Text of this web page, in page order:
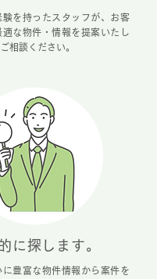
験を持ったスタッフが、お客
な物件・情報を提案いたし
相談ください。
に探します。
豊富な物件情報から案件を